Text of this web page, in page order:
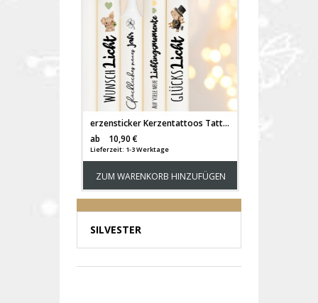
erzensticker Kerzentattoos Tattoofolie Silvester neues Jahr Glückslicht happy new year Glück Kerzen Keramik A4 Bogen Diy Stickerbogen kst44
ab
10,90 €
Lieferzeit: 1-3 Werktage
ZUM WARENKORB HINZUFÜGEN
SILVESTER